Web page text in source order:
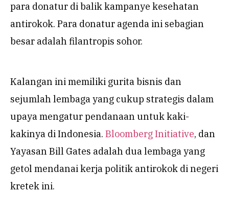
para donatur di balik kampanye kesehatan
antirokok. Para donatur agenda ini sebagian
besar adalah filantropis sohor.
Kalangan ini memiliki gurita bisnis dan
sejumlah lembaga yang cukup strategis dalam
upaya mengatur pendanaan untuk kaki-
kakinya di Indonesia. Bloomberg Initiative, dan
Yayasan Bill Gates adalah dua lembaga yang
getol mendanai kerja politik antirokok di negeri
kretek ini.